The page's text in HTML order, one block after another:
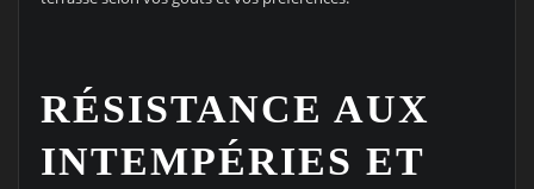
RÉSISTANCE AUX
INTEMPÉRIES ET